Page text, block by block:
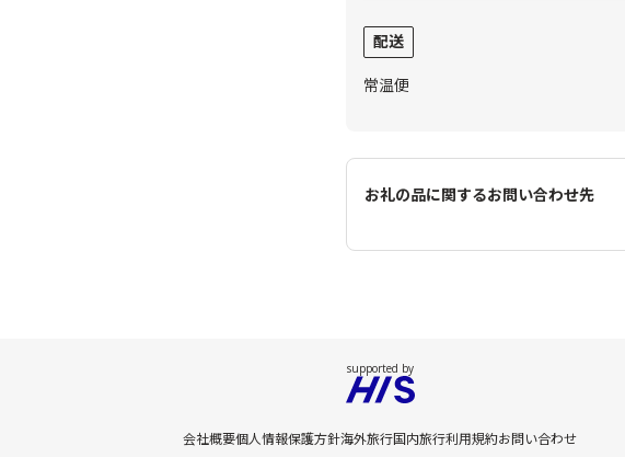
配送
常温便
お礼の品に関するお問い合わせ先
会社概要個人情報保護方針海外旅行国内旅行利用規約お問い合わせ